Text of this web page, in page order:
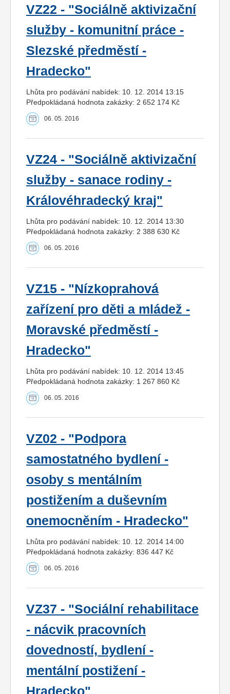
VZ22 - "Sociálně aktivizační
služby - komunitní práce -
Slezské předměstí -
Hradecko"
Lhůta pro podávání nabídek: 10. 12. 2014 13:15
Předpokládaná hodnota zakázky: 2 652 174 Kč
06. 05. 2016
VZ24 - "Sociálně aktivizační
služby - sanace rodiny -
Královéhradecký kraj"
Lhůta pro podávání nabídek: 10. 12. 2014 13:30
Předpokládaná hodnota zakázky: 2 388 630 Kč
06. 05. 2016
VZ15 - "Nízkoprahová
zařízení pro děti a mládež -
Moravské předměstí -
Hradecko"
Lhůta pro podávání nabídek: 10. 12. 2014 13:45
Předpokládaná hodnota zakázky: 1 267 860 Kč
06. 05. 2016
VZ02 - "Podpora
samostatného bydlení -
osoby s mentálním
postižením a duševním
onemocněním - Hradecko"
Lhůta pro podávání nabídek: 10. 12. 2014 14:00
Předpokládaná hodnota zakázky: 836 447 Kč
06. 05. 2016
VZ37 - "Sociální rehabilitace
- nácvik pracovních
dovedností, bydlení -
mentální postižení -
Hradecko"